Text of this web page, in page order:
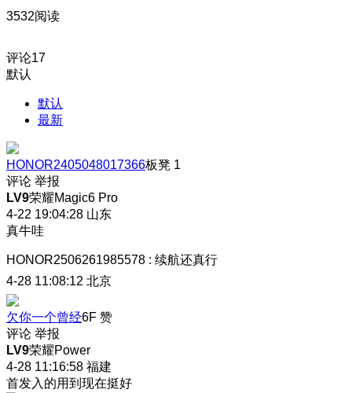
3532阅读
评论17
默认
默认
最新
HONOR2405048017366板凳 1
评论 举报
LV9荣耀Magic6 Pro
4-22 19:04:28 山东
真牛哇
HONOR2506261985578 : 续航还真行
4-28 11:08:12 北京
欠你一个曾经6F 赞
评论 举报
LV9荣耀Power
4-28 11:16:58 福建
首发入的用到现在挺好